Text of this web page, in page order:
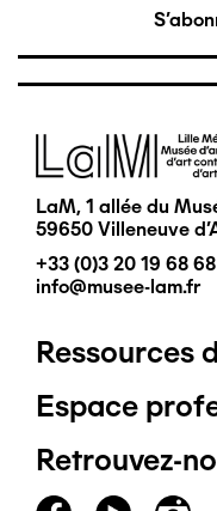
Image
LaM, 1 allée du
59650 Villeneuve
+33 (0)3 20 19 68 68
info@musee-lam.fr
Pied
de
page
Ressources
Espace
Retrouvez-